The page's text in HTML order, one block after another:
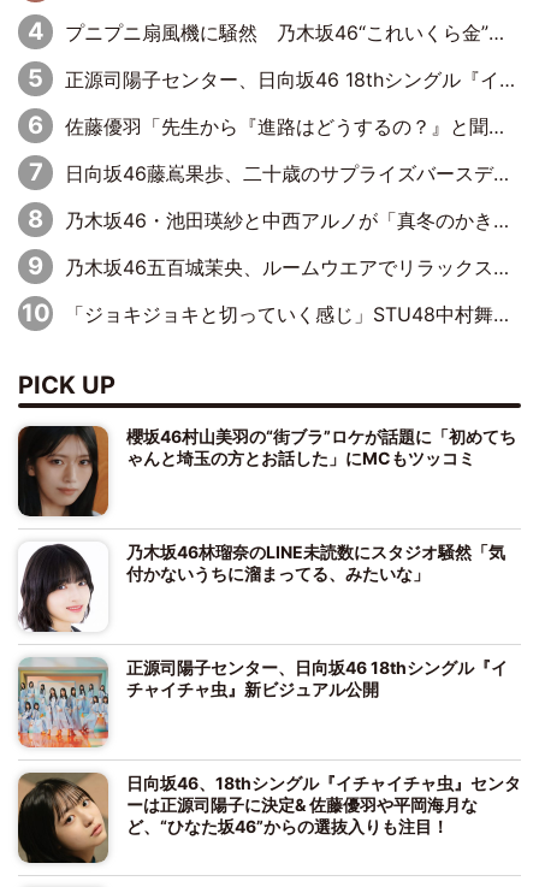
プニプニ扇風機に騒然 乃木坂46“これいくら金”延長中は今回もわちゃわちゃ全開
正源司陽子センター、日向坂46 18thシングル『イチャイチャ虫』新ビジュアル公開
佐藤優羽「先生から『進路はどうするの？』と聞かれて。『実は……』とXのトレンドで1位になっているスマホを見せました」【日向坂46『五期生LIVE』開催記念 五期生“変革”ドキュメンタリー③】
日向坂46藤嶌果歩、二十歳のサプライズバースデーに大喜び「頼られる先輩になれるように努力していきたい」
乃木坂46・池田瑛紗と中西アルノが「真冬のかき氷」騒動で火花散らす！ 因縁の裏にあるのは、逆境をともに“凌”ぐ似た者同士の絆
乃木坂46五百城茉央、ルームウエアでリラックス「今回のグラビアを見て成長を感じていただけるとうれしい」
「ジョキジョキと切っていく感じ」STU48中村舞、新しい挑戦は自らの手で
PICK UP
櫻坂46村山美羽の“街ブラ”ロケが話題に「初めてち
ゃんと埼玉の方とお話した」にMCもツッコミ
乃木坂46林瑠奈のLINE未読数にスタジオ騒然「気
付かないうちに溜まってる、みたいな」
正源司陽子センター、日向坂46 18thシングル『イ
チャイチャ虫』新ビジュアル公開
日向坂46、18thシングル『イチャイチャ虫』センタ
ーは正源司陽子に決定& 佐藤優羽や平岡海月な
ど、“ひなた坂46”からの選抜入りも注目！